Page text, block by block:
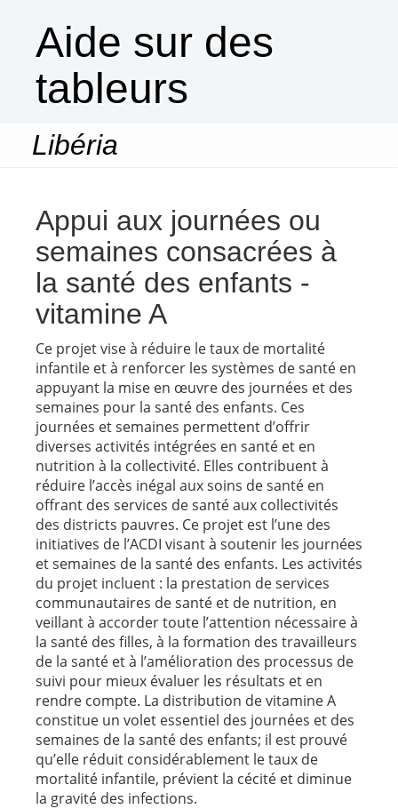
Aide sur des
tableurs
Libéria
Appui aux journées ou
semaines consacrées à
la santé des enfants -
vitamine A
Ce projet vise à réduire le taux de mortalité
infantile et à renforcer les systèmes de santé en
appuyant la mise en œuvre des journées et des
semaines pour la santé des enfants. Ces
journées et semaines permettent d’offrir
diverses activités intégrées en santé et en
nutrition à la collectivité. Elles contribuent à
réduire l’accès inégal aux soins de santé en
offrant des services de santé aux collectivités
des districts pauvres. Ce projet est l’une des
initiatives de l’ACDI visant à soutenir les journées
et semaines de la santé des enfants. Les activités
du projet incluent : la prestation de services
communautaires de santé et de nutrition, en
veillant à accorder toute l’attention nécessaire à
la santé des filles, à la formation des travailleurs
de la santé et à l’amélioration des processus de
suivi pour mieux évaluer les résultats et en
rendre compte. La distribution de vitamine A
constitue un volet essentiel des journées et des
semaines de la santé des enfants; il est prouvé
qu’elle réduit considérablement le taux de
mortalité infantile, prévient la cécité et diminue
la gravité des infections.